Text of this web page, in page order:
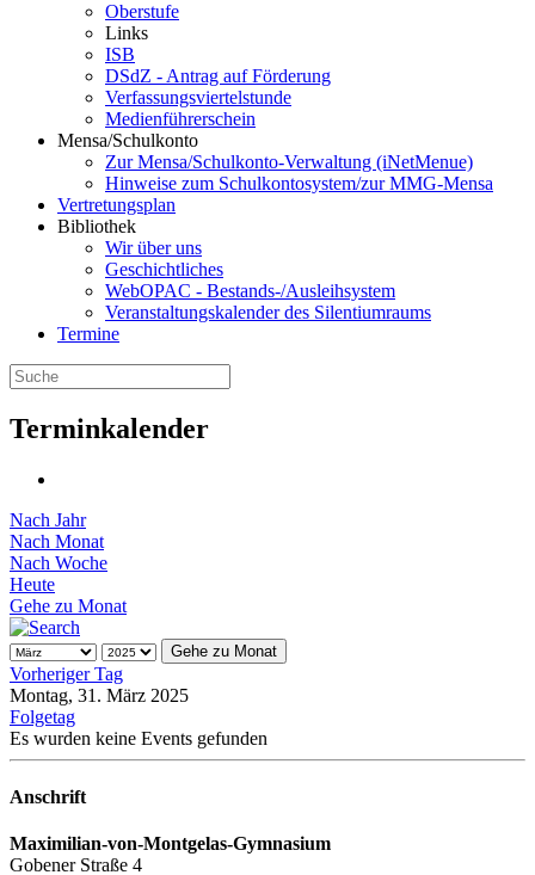
Oberstufe
Links
ISB
DSdZ - Antrag auf Förderung
Verfassungsviertelstunde
Medienführerschein
Mensa/Schulkonto
Zur Mensa/Schulkonto-Verwaltung (iNetMenue)
Hinweise zum Schulkontosystem/zur MMG-Mensa
Vertretungsplan
Bibliothek
Wir über uns
Geschichtliches
WebOPAC - Bestands-/Ausleihsystem
Veranstaltungskalender des Silentiumraums
Termine
Terminkalender
Nach Jahr
Nach Monat
Nach Woche
Heute
Gehe zu Monat
Gehe zu Monat
Vorheriger Tag
Montag, 31. März 2025
Folgetag
Es wurden keine Events gefunden
Anschrift
Maximilian-von-Montgelas-Gymnasium
Gobener Straße 4